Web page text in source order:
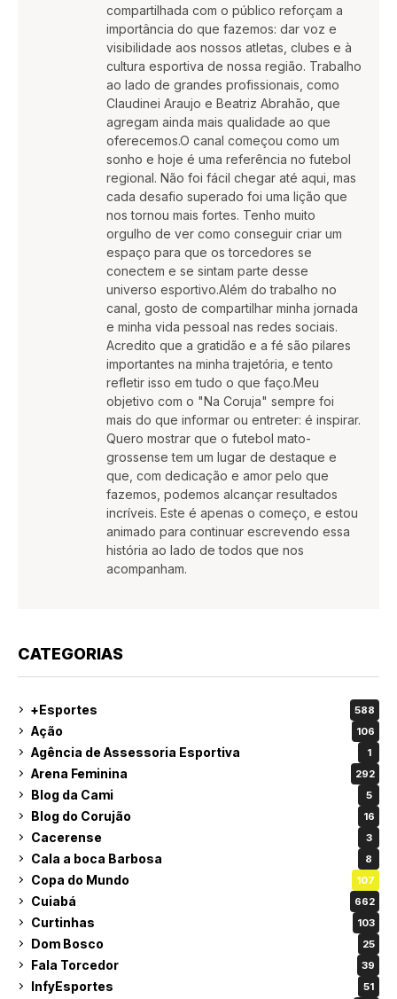
compartilhada com o público reforçam a
importância do que fazemos: dar voz e
visibilidade aos nossos atletas, clubes e à
cultura esportiva de nossa região. Trabalho
ao lado de grandes profissionais, como
Claudinei Araujo e Beatriz Abrahão, que
agregam ainda mais qualidade ao que
oferecemos.O canal começou como um
sonho e hoje é uma referência no futebol
regional. Não foi fácil chegar até aqui, mas
cada desafio superado foi uma lição que
nos tornou mais fortes. Tenho muito
orgulho de ver como conseguir criar um
espaço para que os torcedores se
conectem e se sintam parte desse
universo esportivo.Além do trabalho no
canal, gosto de compartilhar minha jornada
e minha vida pessoal nas redes sociais.
Acredito que a gratidão e a fé são pilares
importantes na minha trajetória, e tento
refletir isso em tudo o que faço.Meu
objetivo com o "Na Coruja" sempre foi
mais do que informar ou entreter: é inspirar.
Quero mostrar que o futebol mato-
grossense tem um lugar de destaque e
que, com dedicação e amor pelo que
fazemos, podemos alcançar resultados
incríveis. Este é apenas o começo, e estou
animado para continuar escrevendo essa
história ao lado de todos que nos
acompanham.
CATEGORIAS
+Esportes 588
Ação 106
Agência de Assessoria Esportiva 1
Arena Feminina 292
Blog da Cami 5
Blog do Corujão 16
Cacerense 3
Cala a boca Barbosa 8
Copa do Mundo 107
Cuiabá 662
Curtinhas 103
Dom Bosco 25
Fala Torcedor 39
InfyEsportes 51